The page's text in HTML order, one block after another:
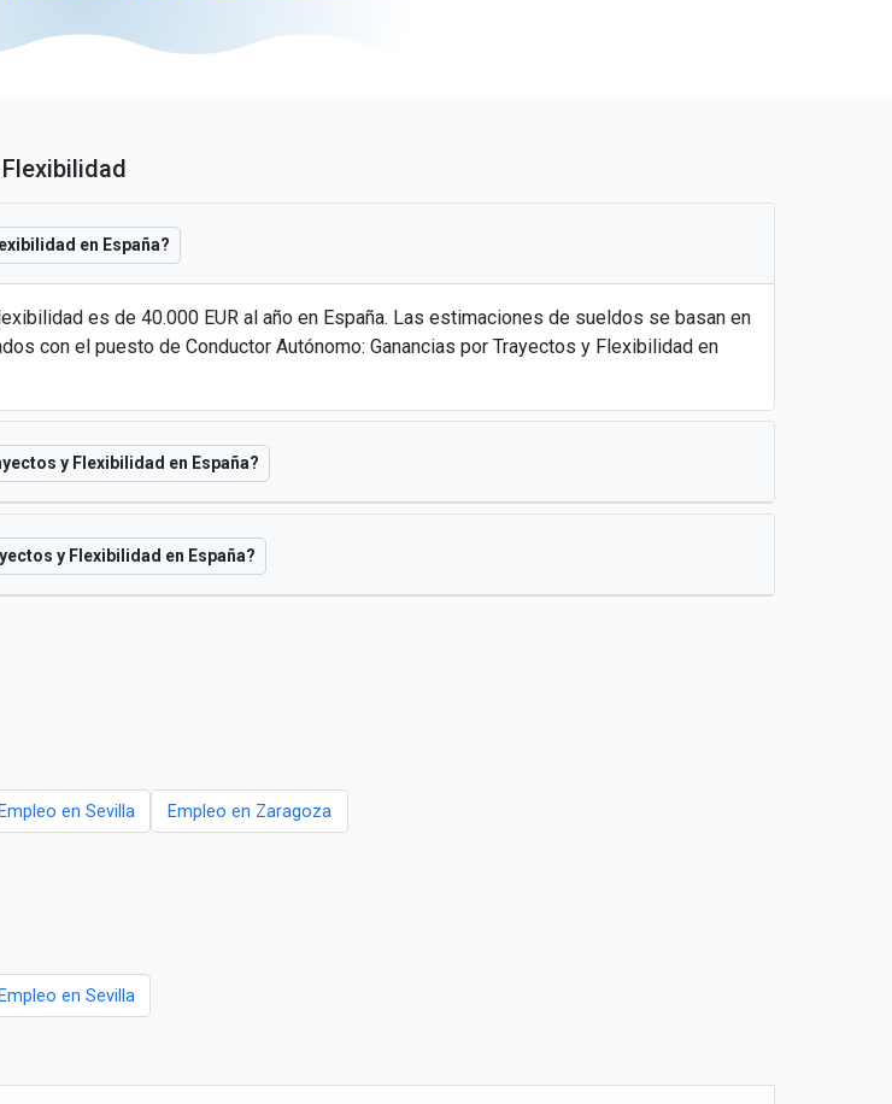
en España?
es de 40.000 EUR al año en España. Las estimaciones de sueldos se basan en
con el puesto de Conductor Autónomo: Ganancias por Trayectos y Flexibilidad en
y Flexibilidad en España?
y Flexibilidad en España?
Empleo en Sevilla Empleo en Zaragoza
Empleo en Sevilla